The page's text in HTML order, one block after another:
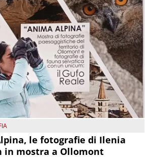
le fotografie di Ilenia
in mostra a Ollomont